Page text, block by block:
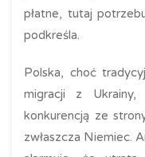
płatne, tutaj
podkreśla.
Polska, choć
migracji z
konkurencją ze
zwłaszcza Niemiec.